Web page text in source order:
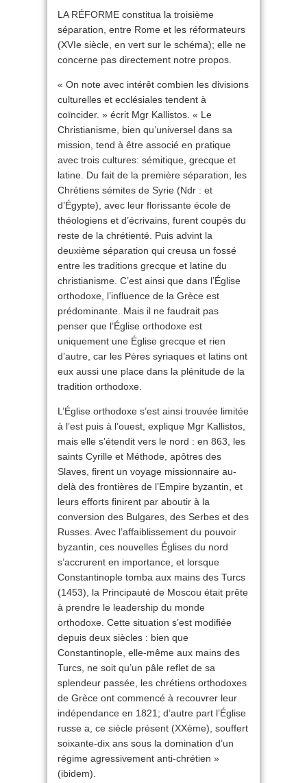
LA RÉFORME constitua la troisième
séparation, entre Rome et les réformateurs
(XVIe siècle, en vert sur le schéma); elle ne
concerne pas directement notre propos.
« On note avec intérêt combien les divisions
culturelles et ecclésiales tendent à
coïncider. » écrit Mgr Kallistos. « Le
Christianisme, bien qu’universel dans sa
mission, tend à être associé en pratique
avec trois cultures: sémitique, grecque et
latine. Du fait de la première séparation, les
Chrétiens sémites de Syrie (Ndr : et
d’Égypte), avec leur florissante école de
théologiens et d’écrivains, furent coupés du
reste de la chrétienté. Puis advint la
deuxième séparation qui creusa un fossé
entre les traditions grecque et latine du
christianisme. C’est ainsi que dans l’Église
orthodoxe, l’influence de la Grèce est
prédominante. Mais il ne faudrait pas
penser que l’Église orthodoxe est
uniquement une Église grecque et rien
d’autre, car les Pères syriaques et latins ont
eux aussi une place dans la plénitude de la
tradition orthodoxe.
L’Église orthodoxe s’est ainsi trouvée limitée
à l’est puis à l’ouest, explique Mgr Kallistos,
mais elle s’étendit vers le nord : en 863, les
saints Cyrille et Méthode, apôtres des
Slaves, firent un voyage missionnaire au-
delà des frontières de l’Empire byzantin, et
leurs efforts finirent par aboutir à la
conversion des Bulgares, des Serbes et des
Russes. Avec l’affaiblissement du pouvoir
byzantin, ces nouvelles Églises du nord
s’accrurent en importance, et lorsque
Constantinople tomba aux mains des Turcs
(1453), la Principauté de Moscou était prête
à prendre le leadership du monde
orthodoxe. Cette situation s’est modifiée
depuis deux siècles : bien que
Constantinople, elle-même aux mains des
Turcs, ne soit qu’un pâle reflet de sa
splendeur passée, les chrétiens orthodoxes
de Grèce ont commencé à recouvrer leur
indépendance en 1821; d’autre part l’Église
russe a, ce siècle présent (XXème), souffert
soixante-dix ans sous la domination d’un
régime agressivement anti-chrétien »
(ibidem).